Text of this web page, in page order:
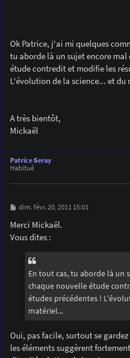
Ok Patrice, j'ai mi quelques
tu aborde là un sujet encore
étude contredit et modifie les
L'évolution de la science... et du
A très bientôt,
Mickaël
Patrice Seray
Habitué
M
s
s
a
dim. févr. 20, 2011 15:01
Merci Mickaël.
Vous dites :
En tout cas, tu aborde là un
chaque nouvelle étude
études précédentes !
matériel...
Oui, pas facile, surtout se
les éléments suggèrent